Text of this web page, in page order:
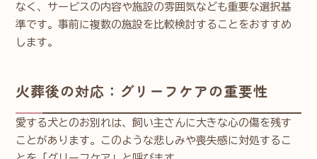
なく、サービスの内容や施設の雰囲気なども重要な選択基
準です。事前に複数の施設を比較検討することをおすすめ
します。
火葬後の対応：グリーフケアの重要性
愛する犬とのお別れは、飼い主さんに大きな心の傷を残す
ことがあります。このような悲しみや喪失感に対処するこ